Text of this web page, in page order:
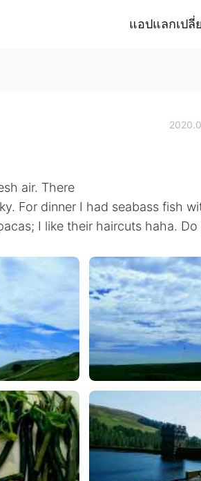
แอปแลกเปลี่
air. There
For dinner I had seabass fish
I like their haircuts haha. Do